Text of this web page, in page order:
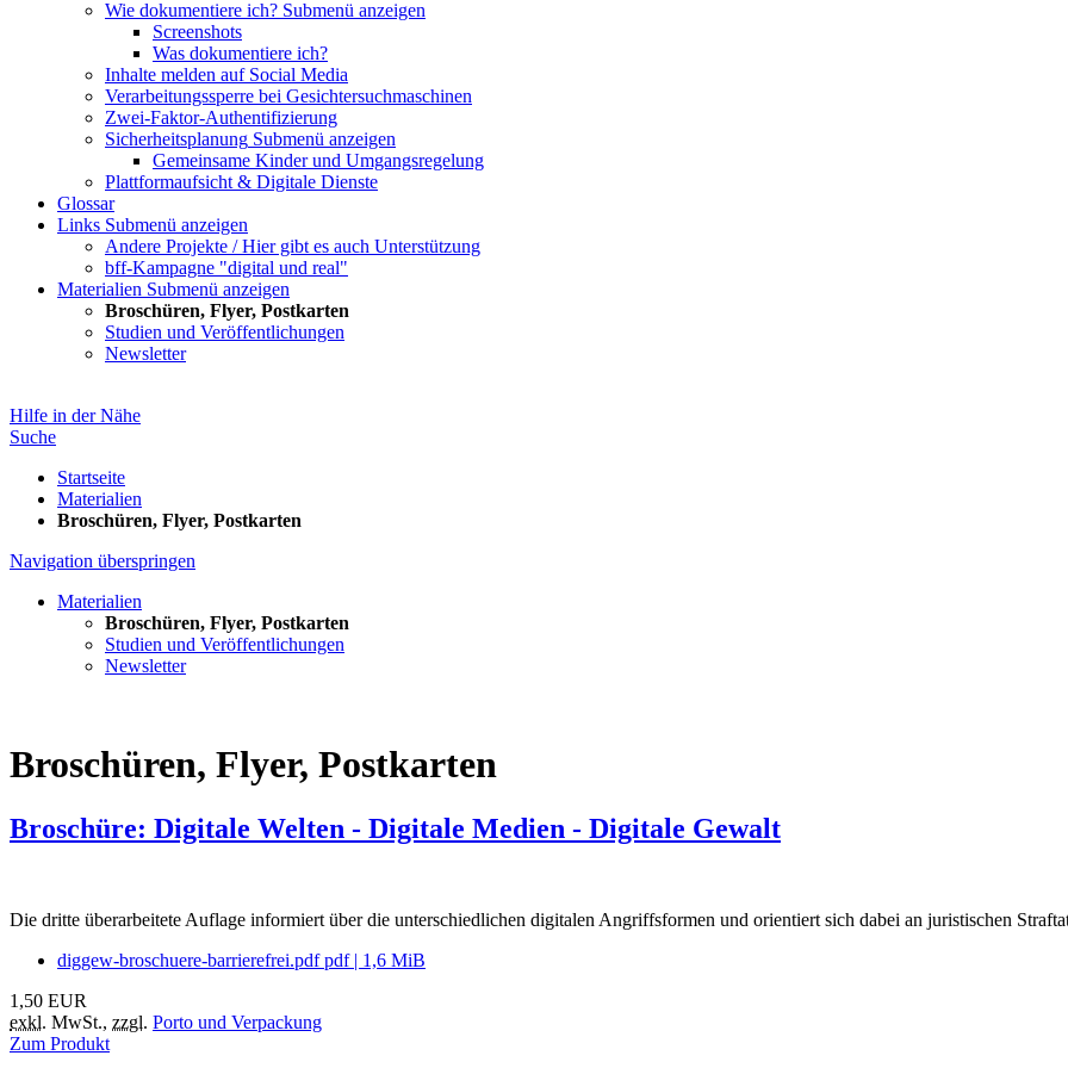
Wie dokumentiere ich? Submenü anzeigen
Screenshots
Was dokumentiere ich?
Inhalte melden auf Social Media
Verarbeitungssperre bei Gesichtersuchmaschinen
Zwei-Faktor-Authentifizierung
Sicherheitsplanung Submenü anzeigen
Gemeinsame Kinder und Umgangsregelung
Plattformaufsicht & Digitale Dienste
Glossar
Links Submenü anzeigen
Andere Projekte / Hier gibt es auch Unterstützung
bff-Kampagne "digital und real"
Materialien Submenü anzeigen
Broschüren, Flyer, Postkarten
Studien und Veröffentlichungen
Newsletter
Hilfe in der Nähe
Suche
Startseite
Materialien
Broschüren, Flyer, Postkarten
Navigation überspringen
Materialien
Broschüren, Flyer, Postkarten
Studien und Veröffentlichungen
Newsletter
Broschüren, Flyer, Postkarten
Broschüre: Digitale Welten - Digitale Medien - Digitale Gewalt
Die dritte überarbeitete Auflage informiert über die unterschiedlichen digitalen Angriffsformen und orientiert sich dabei an juristischen
diggew-broschuere-barrierefrei.pdfpdf| 1,6 MiB
1,50 EUR
exkl. MwSt., zzgl. Porto und Verpackung
Zum Produkt